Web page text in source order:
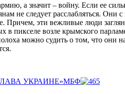
а значит – войну. Если ее
не следует расслабляться.
эти вежливые люди
пикселе возле крымского
можно судить о том, что они
УКРАИНЕ»МБФ